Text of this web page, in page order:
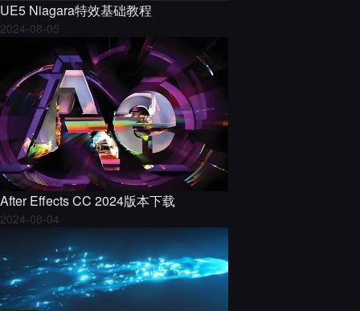
UE5 Niagara特效基础教程
2024-08-05
After Effects CC 2024版本下载
2024-08-04